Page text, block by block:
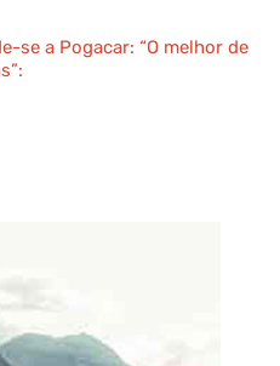
se a Pogacar: “O melhor de